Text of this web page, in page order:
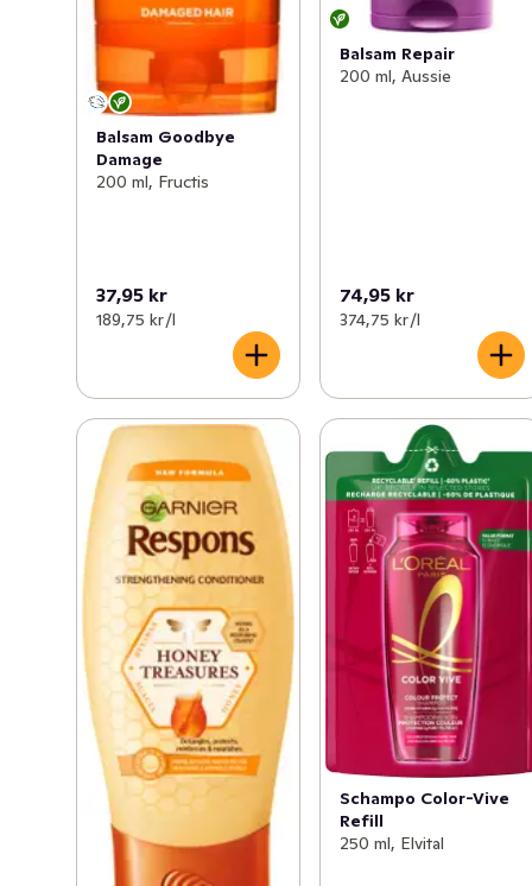
Balsam Goodbye
Damage
200 ml, Fructis
37,95 kr
189,75 kr /l
Balsam Repair
200 ml, Aussie
74,95 kr
374,75 kr /l
Schampo Color-Vive
Refill
250 ml, Elvital